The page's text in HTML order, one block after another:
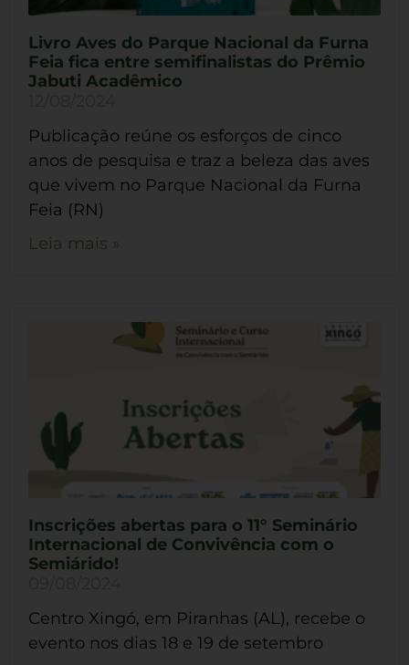
Livro Aves do Parque Nacional da Furna
Feia fica entre semifinalistas do Prêmio
Jabuti Acadêmico
Publicação reúne os esforços de cinco
anos de pesquisa e traz a beleza das aves
que vivem no Parque Nacional da Furna
Feia (RN)
Leia mais »
Inscrições abertas para o 11° Seminário
Internacional de Convivência com o
Semiárido!
Centro Xingó, em Piranhas (AL), recebe o
evento nos dias 18 e 19 de setembro